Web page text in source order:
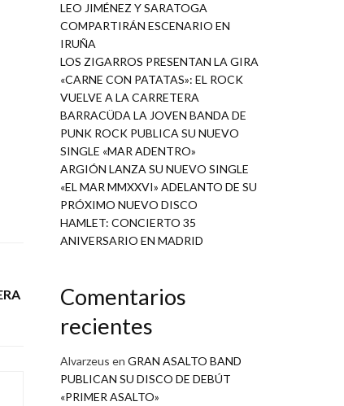
LEO JIMÉNEZ Y SARATOGA
COMPARTIRÁN ESCENARIO EN
IRUÑA
LOS ZIGARROS PRESENTAN LA GIRA
«CARNE CON PATATAS»: EL ROCK
VUELVE A LA CARRETERA
BARRACÜDA LA JOVEN BANDA DE
PUNK ROCK PUBLICA SU NUEVO
SINGLE «MAR ADENTRO»
ARGIÓN LANZA SU NUEVO SINGLE
«EL MAR MMXXVI» ADELANTO DE SU
PRÓXIMO NUEVO DISCO
HAMLET: CONCIERTO 35
ANIVERSARIO EN MADRID
Comentarios
recientes
Alvarzeus en GRAN ASALTO BAND
PUBLICAN SU DISCO DE DEBÚT
«PRIMER ASALTO»